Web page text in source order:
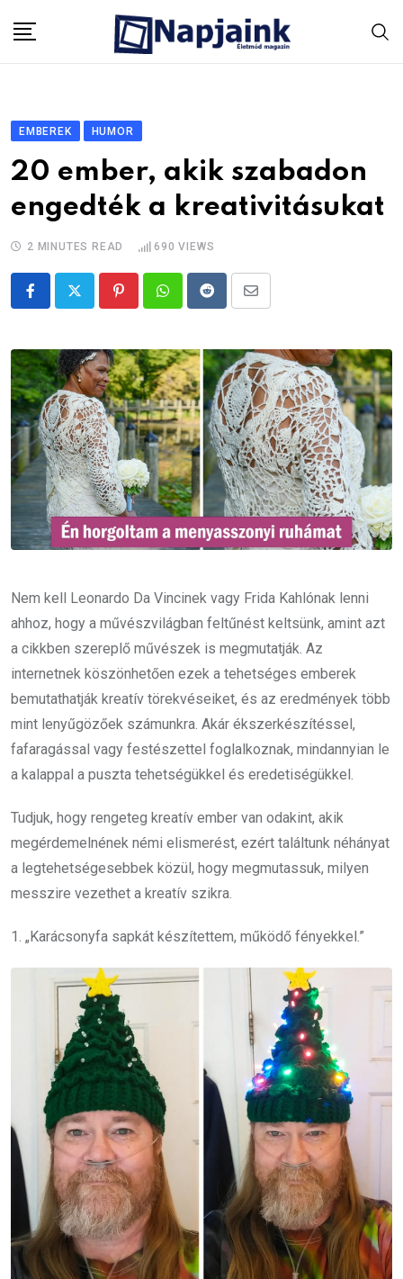
EMBEREK HUMOR
20 ember, akik szabadon
engedték a kreativitásukat
2 MINUTES READ 690 VIEWS
PinterestWhatsappRedditShare
Email
Nem kell Leonardo Da Vincinek vagy Frida Kahlónak lenni
ahhoz, hogy a művészvilágban feltűnést keltsünk, amint azt
a cikkben szereplő művészek is megmutatják. Az
internetnek köszönhetően ezek a tehetséges emberek
bemutathatják kreatív törekvéseiket, és az eredmények több
mint lenyűgözőek számunkra. Akár ékszerkészítéssel,
fafaragással vagy festészettel foglalkoznak, mindannyian le
a kalappal a puszta tehetségükkel és eredetiségükkel.
Tudjuk, hogy rengeteg kreatív ember van odakint, akik
megérdemelnének némi elismerést, ezért találtunk néhányat
a legtehetségesebbek közül, hogy megmutassuk, milyen
messzire vezethet a kreatív szikra.
1. „Karácsonyfa sapkát készítettem, működő fényekkel.”